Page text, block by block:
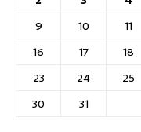
9
10 11
16
17 18
23
24 25
30
31